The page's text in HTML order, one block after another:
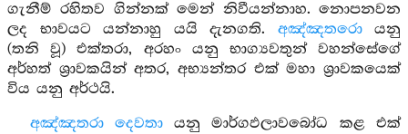
ගැනීම් රහිතව ගින්නක් මෙන් නිවීයන්නාහ. නොපනවන
ලද භාවයට යන්නාහු යයි දැනගති. අඤ්ඤතරොයනු
(තනි වූ) එක්තරා, අරහං යනු භාග්‍යවතුන් වහන්සේගේ
අර්හත් ශ්‍රාවකයින් අතර, අභ්‍යන්තර එක් මහා ශ්‍රාවකයෙක්
විය යනු අර්ථයි.
අඤ්ඤතරා දෙවතායනු මාර්ගඵලාවබෝධ කළ එක්